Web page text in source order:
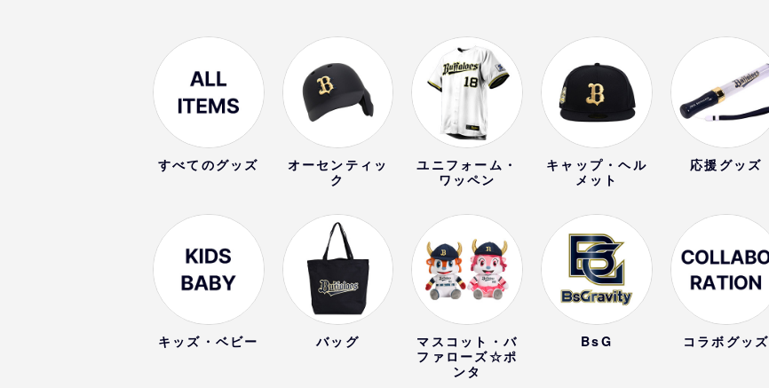
すべてのグッズ
オーセンティッ
ク
ユニフォーム・
ワッペン
キャップ・ヘル
メット
応援グッズ
キッズ・ベビー バッグ
マスコット・バ
ファローズ☆ポ
ンタ
BsG コラボグッズ